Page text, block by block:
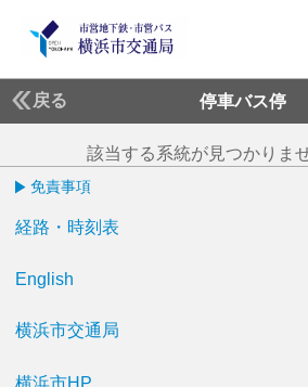
戻る 停車バス停
該当する系統が見つかりま
免責事項
経路・時刻表
English
横浜市交通局
横浜市HP